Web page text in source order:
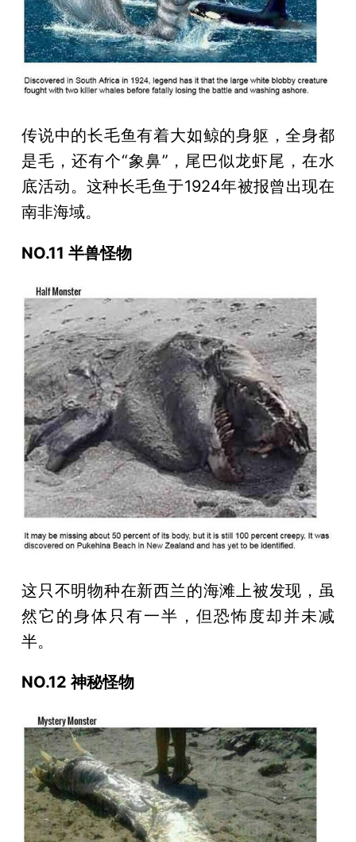
传说中的长毛鱼有着大如鲸的身躯，全身都
是毛，还有个“象鼻”，尾巴似龙虾尾，在水
底活动。这种长毛鱼于1924年被报曾出现在
南非海域。
NO.11 半兽怪物
这只不明物种在新西兰的海滩上被发现，虽
然它的身体只有一半，但恐怖度却并未减
半。
NO.12 神秘怪物